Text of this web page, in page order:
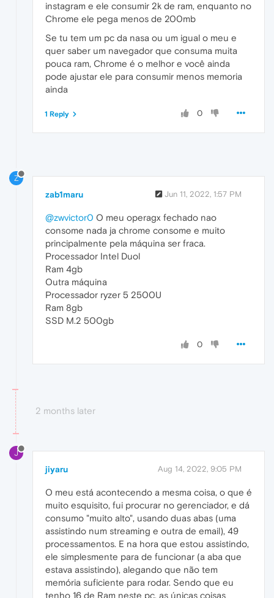
instagram e ele consumir 2k de ram, enquanto no
Chrome ele pega menos de 200mb
Se tu tem um pc da nasa ou um igual o meu e
quer saber um navegador que consuma muita
pouca ram, Chrome é o melhor e você ainda
pode ajustar ele para consumir menos memoria
ainda
0
1 Reply
Z
zab1maru Jun 11, 2022, 1:57 PM
@zwvictor0 O meu operagx fechado nao
consome nada ja chrome consome e muito
principalmente pela máquina ser fraca.
Processador Intel Duol
Ram 4gb
Outra máquina
Processador ryzer 5 2500U
Ram 8gb
SSD M.2 500gb
0
2 months later
J
jiyaru Aug 14, 2022, 9:05 PM
O meu está acontecendo a mesma coisa, o que é
muito esquisito, fui procurar no gerenciador, e dá
consumo "muito alto", usando duas abas (uma
assistindo num streaming e outra de email), 49
processamentos. E na hora que estou assistindo,
ele simplesmente para de funcionar (a aba que
estava assistindo), alegando que não tem
memória suficiente para rodar. Sendo que eu
tenho 16 de Ram neste pc, as únicas coisas